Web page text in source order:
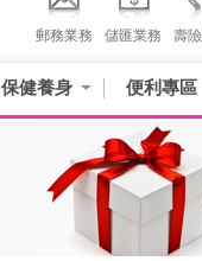
郵務業務 儲匯業務 壽
保健養身 便利專區